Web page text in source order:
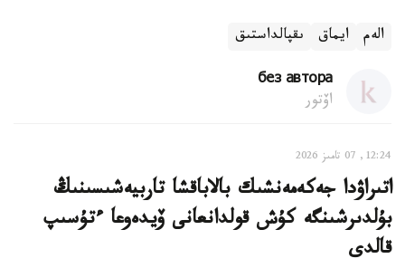
الەم ايماق ىقپالداستىق
без автора
اۆتور
12:24, 07 تامىز 2026
اتىراۋدا جەكەمەنشىك بالاباقشا تاربيەشىسىنىڭ
بۇلدىرشىنگە كۇش قولدانعانى ۆيدەوعا ءتۇسىپ
قالدى